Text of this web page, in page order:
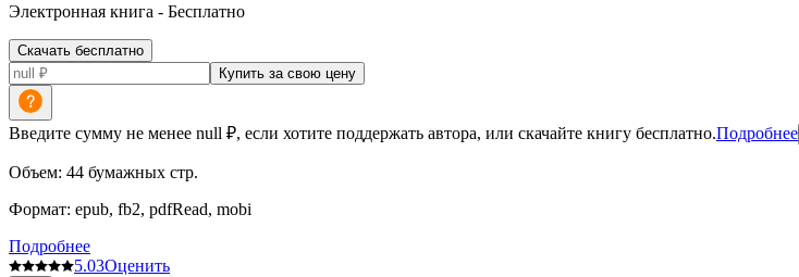
Электронная книга - Бесплатно
Скачать бесплатно
Купить за свою цену
Введите сумму не менее null ₽, если хотите поддержать автора, или скачайте книгу бесплатно.Подробнее
Объем: 44 бумажных стр.
Формат: epub, fb2, pdfRead, mobi
Подробнее
5.03Оценить